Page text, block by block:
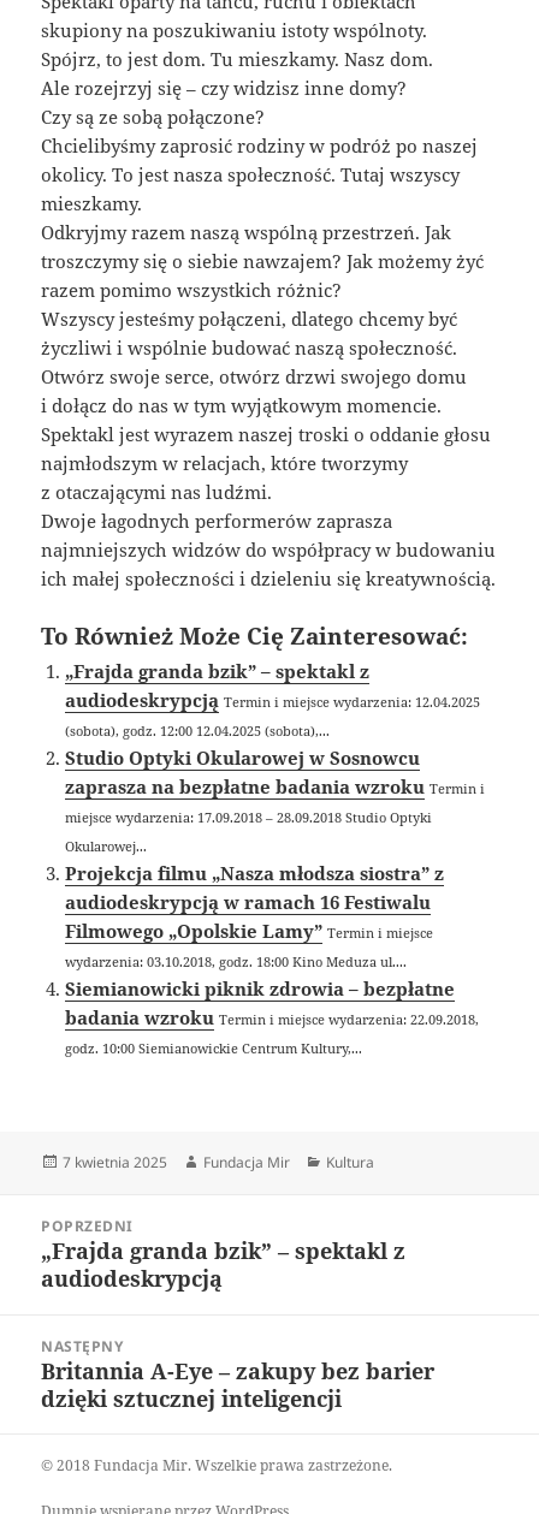
skupiony na poszukiwaniu istoty wspólnoty.
Spójrz, to jest dom. Tu mieszkamy. Nasz dom.
Ale rozejrzyj się – czy widzisz inne domy?
Czy są ze sobą połączone?
Chcielibyśmy zaprosić rodziny w podróż po naszej
okolicy. To jest nasza społeczność. Tutaj wszyscy
mieszkamy.
Odkryjmy razem naszą wspólną przestrzeń. Jak
troszczymy się o siebie nawzajem? Jak możemy żyć
razem pomimo wszystkich różnic?
Wszyscy jesteśmy połączeni, dlatego chcemy być
życzliwi i wspólnie budować naszą społeczność.
Otwórz swoje serce, otwórz drzwi swojego domu
i dołącz do nas w tym wyjątkowym momencie.
Spektakl jest wyrazem naszej troski o oddanie głosu
najmłodszym w relacjach, które tworzymy
z otaczającymi nas ludźmi.
Dwoje łagodnych performerów zaprasza
najmniejszych widzów do współpracy w budowaniu
ich małej społeczności i dzieleniu się kreatywnością.
To Również Może Cię Zainteresować:
„Frajda granda bzik” – spektakl z
audiodeskrypcją Termin i miejsce wydarzenia: 12.04.2025
(sobota), godz. 12:00 12.04.2025 (sobota),...
Studio Optyki Okularowej w Sosnowcu
zaprasza na bezpłatne badania wzroku Termin i
miejsce wydarzenia: 17.09.2018 – 28.09.2018 Studio Optyki
Okularowej...
Projekcja filmu „Nasza młodsza siostra” z
audiodeskrypcją w ramach 16 Festiwalu
Filmowego „Opolskie Lamy” Termin i miejsce
wydarzenia: 03.10.2018, godz. 18:00 Kino Meduza ul....
Siemianowicki piknik zdrowia – bezpłatne
badania wzroku Termin i miejsce wydarzenia: 22.09.2018,
godz. 10:00 Siemianowickie Centrum Kultury,...
Data
7 kwietnia 2025 Autor
Fundacja Mir Kategorie
Kultura
wpisuPOPRZEDNI
Poprzedni
wpis:
„Frajda granda bzik” – spektakl z
audiodeskrypcją
NASTĘPNY
Następny
wpis:
Britannia A-Eye – zakupy bez barier
dzięki sztucznej inteligencji
© 2018 Fundacja Mir. Wszelkie prawa zastrzeżone.